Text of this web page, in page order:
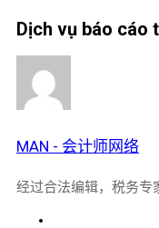
Dịch vụ báo cáo
MAN - 会计师网络
经过合法编辑，税务专